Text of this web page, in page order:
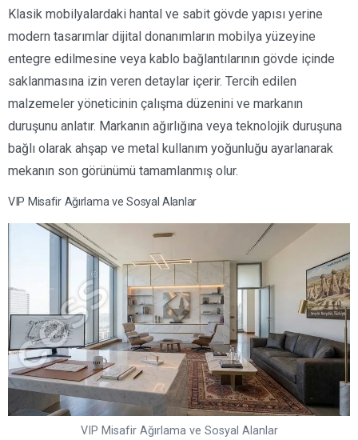
Klasik mobilyalardaki hantal ve sabit gövde yapısı yerine
modern tasarımlar dijital donanımların mobilya yüzeyine
entegre edilmesine veya kablo bağlantılarının gövde içinde
saklanmasına izin veren detaylar içerir. Tercih edilen
malzemeler yöneticinin çalışma düzenini ve markanın
duruşunu anlatır. Markanın ağırlığına veya teknolojik duruşuna
bağlı olarak ahşap ve metal kullanım yoğunluğu ayarlanarak
mekanın son görünümü tamamlanmış olur.
VIP Misafir Ağırlama ve Sosyal Alanlar
VIP Misafir Ağırlama ve Sosyal Alanlar